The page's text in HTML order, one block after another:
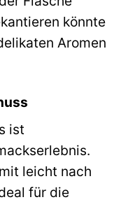
könnte
Aromen
ist
leicht nach
für die